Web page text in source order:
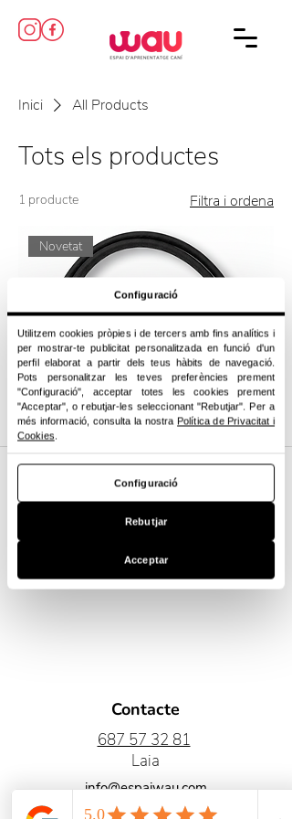
Inici All Products
Tots els productes
1 producte Filtra i ordena
Novetat
Corretja Personalitzable Wau
Contacte
687 57 32 81
Laia
info@espaiwau.com
Configuració
Utilitzem cookies pròpies i de tercers amb fins analítics i
per mostrar-te publicitat personalitzada en funció d'un
perfil elaborat a partir dels teus hàbits de navegació.
Pots personalitzar les teves preferències prement
"Configuració", acceptar totes les cookies prement
"Acceptar", o rebutjar-les seleccionant "Rebutjar". Per a
més informació, consulta la nostra Política de Privacitat i
Cookies
Configuració
Rebutjar
Acceptar